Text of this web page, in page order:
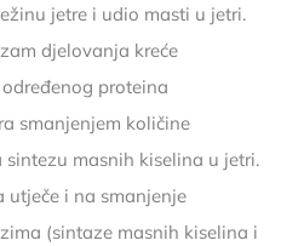
jetre i udio masti u jetri.
djelovanja kreće
proteina
smanjenjem količine
masnih kiselina u jetri.
utječe i na smanjenje
(sintaze masnih kiselina i